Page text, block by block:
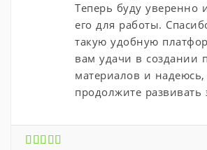
Теперь буду уверенно
его для работы.
такую удобную
вам удачи в создании
материалов и
продолжите развивать